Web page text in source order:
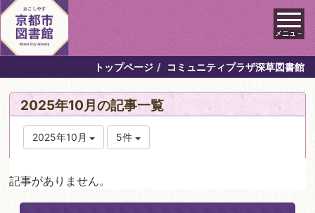
メニュ－
トップページ コミュニティプラザ深草図書館
2025年10月の記事一覧
2025年10月 5件
記事がありません。